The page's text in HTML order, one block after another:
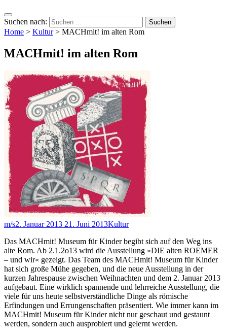
Suchen nach:
Home > Kultur> MACHmit! im alten Rom
MACHmit! im alten Rom
m/s2. Januar 2013 21. Juni 2013Kultur
Das MACHmit! Museum für Kinder begibt sich auf den Weg ins
alte Rom. Ab 2.1.2o13 wird die Ausstellung »DIE alten ROEMER
– und wir« gezeigt. Das Team des MACHmit! Museum für Kinder
hat sich große Mühe gegeben, und die neue Ausstellung in der
kurzen Jahrespause zwischen Weihnachten und dem 2. Januar 2013
aufgebaut. Eine wirklich spannende und lehrreiche Ausstellung, die
viele für uns heute selbstverständliche Dinge als römische
Erfindungen und Errungenschaften präsentiert. Wie immer kann im
MACHmit! Museum für Kinder nicht nur geschaut und gestaunt
werden, sondern auch ausprobiert und gelernt werden.